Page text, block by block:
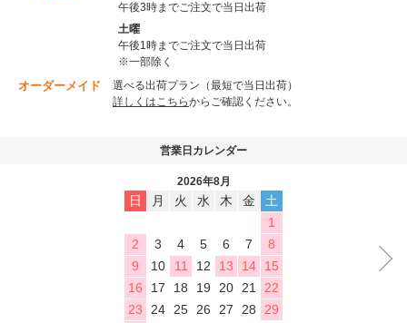
午後3時までご注文で当日出荷
土曜
午後1時までご注文で当日出荷
※一部除く
オーダーメイド
選べる出荷プラン（最短で当日出荷）
詳しくはこちらからご確認ください。
営業日カレンダー
2026年8月
日 月 火 水 木 金
土
1
2
3 4 5 6 7
8
9
10 11 12 13 14
15
16
17 18 19 20 21
22
23
24 25 26 27 28
29